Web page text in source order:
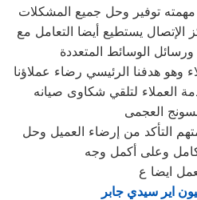
مهمته توفير وحل جميع المشكلات
يستطيع أيضا التعامل مع
ورسائل الوسائط المتعددة
وهو هدفنا الرئيسي رضاء عملاؤنا
العملاء لتلقي شكاوى صيانه
العجمى
التأكد من إرضاء العميل وحل
وعلى أكمل وجه
ايضا ع
اير سيدي جابر